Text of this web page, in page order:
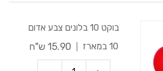
בוקט 10 בלונים צבע אדום
10 במארז
15.90 ש"ח